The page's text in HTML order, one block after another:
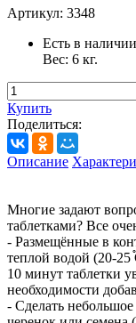
Артикул: 3348
Есть в наличии
Вес: 6 кг.
Купить
Поделиться:
Описание
Многие задают
таблетками? Все
- Размещённые в
теплой водой (20-25
10 минут таблетки
необходимости
- Сделать небольшое